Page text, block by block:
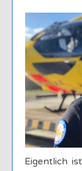
Eigentlich